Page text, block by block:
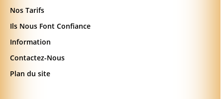
Nos Tarifs
Ils Nous Font Confiance
Information
Contactez-Nous
Plan du site